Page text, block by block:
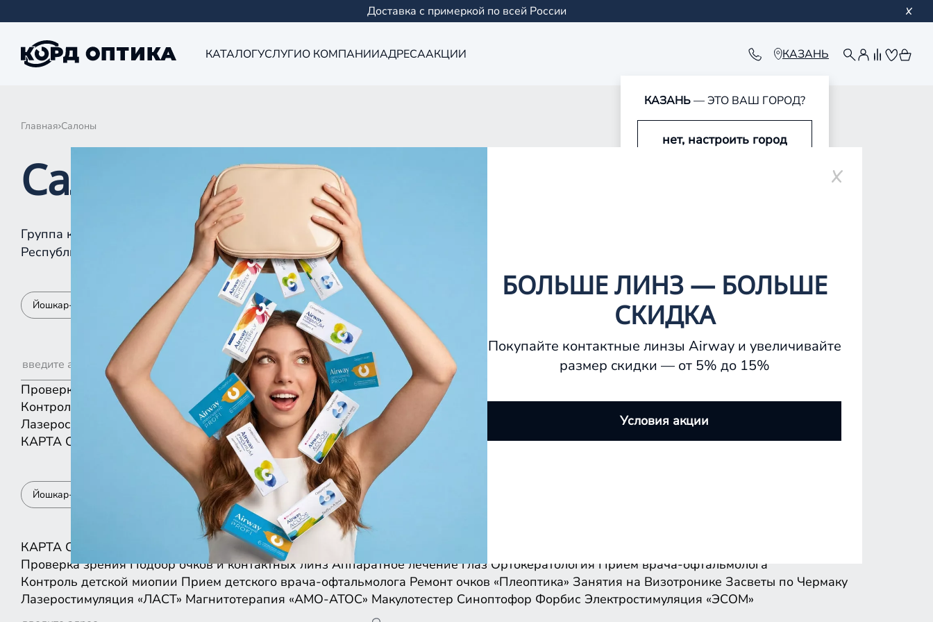
Доставка с примеркой по всей России
КАТАЛОГУСЛУГИО КОМПАНИИАДРЕСААКЦИИ КАЗАНЬ
КАЗАНЬ— ЭТО ВАШ ГОРОД?
нет, настроить город
Главная Салоны
Салоны КОРД Оптика в Йошкар-Оле
Группа компаний «Корд Оптика» - это более 100 салонов в Казани и
Республике Татарстан, Самаре, Уфе, Рыбинске.
Йошкар-Ола
Проверка зрения Подбор очков и контактных линз Аппаратное лечение глаз
Контроль детской миопии
Прием детского врача-офтальмолога Ремонт очков «Плеоптика» Занятия на Визотронике Засветы по Чермаку
Лазеростимуляция «ЛАСТ»
Магнитотерапия «АМО-АТОС» Макулотестер
Электростимуляция «ЭСОМ»
КАРТА СПИСКОМ
Йошкар-Ола
КАРТА СПИСКОМ
Проверка зрения Подбор очков и контактных линз Аппаратное лечение глаз Ортокератология Прием врача-офтальмолога
Контроль детской миопии Прием детского врача-офтальмолога Ремонт очков «Плеоптика» Занятия на Визотронике Засветы по Чермаку
Лазеростимуляция «ЛАСТ» Магнитотерапия «АМО-АТОС» Макулотестер Синоптофор Форбис Электростимуляция «ЭСОМ»
БОЛЬШЕ ЛИНЗ — БОЛЬШЕ
СКИДКА
Покупайте контактные линзы Airway и увеличивайте
размер скидки — от 5% до 15%
Условия акции